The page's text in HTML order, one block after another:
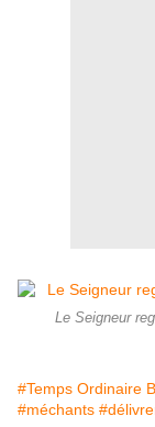
Le Seigneur
#Temps Ordinaire B
#méchants